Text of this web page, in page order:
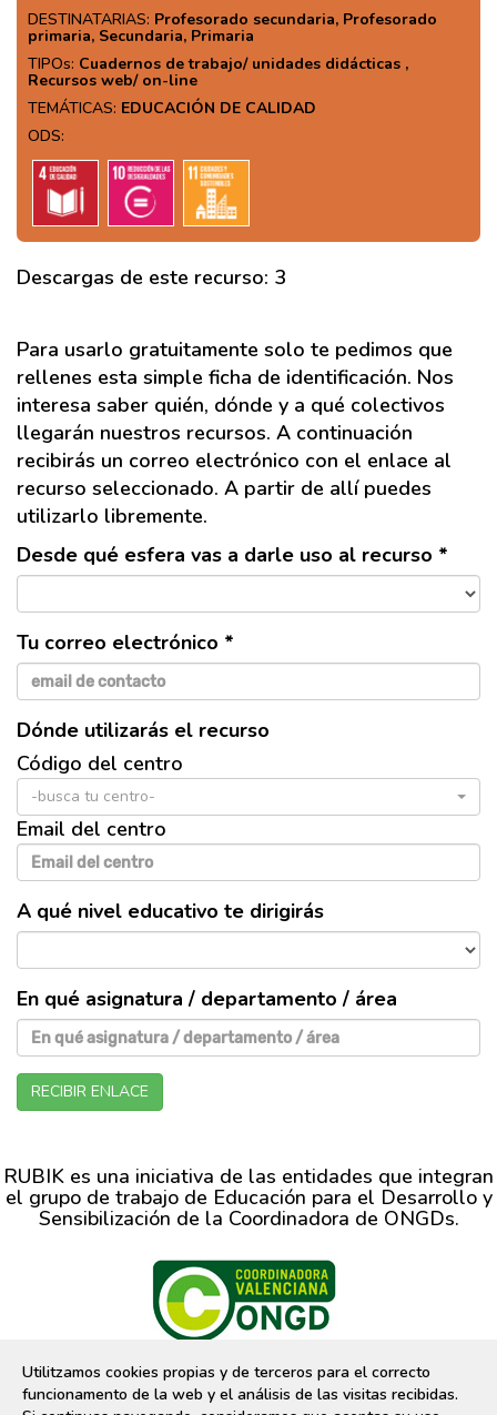
DESTINATARIAS: Profesorado secundaria, Profesorado
primaria, Secundaria, Primaria
TIPOs: Cuadernos de trabajo/ unidades didácticas ,
Recursos web/ on-line
TEMÁTICAS: EDUCACIÓN DE CALIDAD
ODS:
Descargas de este recurso: 3
Para usarlo gratuitamente solo te pedimos que
rellenes esta simple ficha de identificación. Nos
interesa saber quién, dónde y a qué colectivos
llegarán nuestros recursos. A continuación
recibirás un correo electrónico con el enlace al
recurso seleccionado. A partir de allí puedes
utilizarlo libremente.
Desde qué esfera vas a darle uso al recurso *
Tu correo electrónico *
Dónde utilizarás el recurso
Código del centro
-busca tu centro-
Email del centro
A qué nivel educativo te dirigirás
En qué asignatura / departamento / área
RECIBIR ENLACE
RUBIK es una iniciativa de las entidades que integran
el grupo de trabajo de Educación para el Desarrollo y
Sensibilización de la Coordinadora de ONGDs.
CVONGD, C/ Moro Zeit, 9 bajo-izq 46001 Valencia 96 391 37 49
Desarrollo web:
7ymedia, coop.v
Utilitzamos cookies propias y de terceros para el correcto
funcionamento de la web y el análisis de las visitas recibidas.